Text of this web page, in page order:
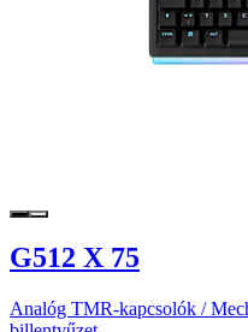
G512 X 75
Analóg TMR-kapcsolók /